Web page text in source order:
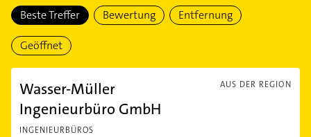
Beste Treffer Bewertung Entfernung
Geöffnet
AUS DER REGION
Wasser-Müller
Ingenieurbüro GmbH
INGENIEURBÜROS